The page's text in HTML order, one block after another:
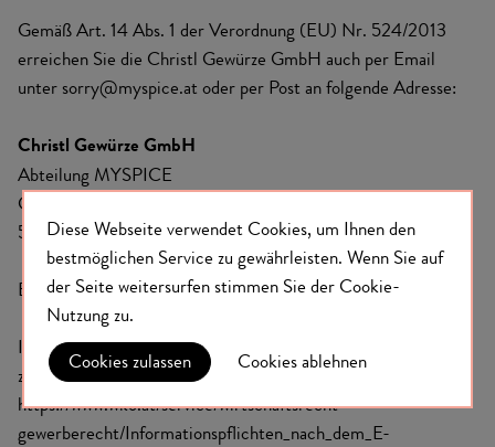
Diese Webseite verwendet Cookies, um Ihnen den
bestmöglichen Service zu gewährleisten. Wenn Sie auf
der Seite weitersurfen stimmen Sie der Cookie-
Nutzungzu.
Cookies zulassen
Cookies ablehnen
Gemäß Art. 14 Abs. 1 der Verordnung (EU) Nr. 524/2013
erreichen Sie die Christl Gewürze GmbH auch per Email
unter sorry@myspice.at oder per Post an folgende Adresse:
Christl Gewürze GmbH
Abteilung MYSPICE
Gewerbepark Ost 5
5141 Moosdorf
Es bedarf in jedem Fall des schriftlichen Erfordernisses.
Informationspflicht lt. § 5 Abs. 1 eCommerce-Gesetz (Link
zur WKO)
https://www.wko.at/service/wirtschaftsrecht-
gewerberecht/Informationspflichten_nach_dem_E-